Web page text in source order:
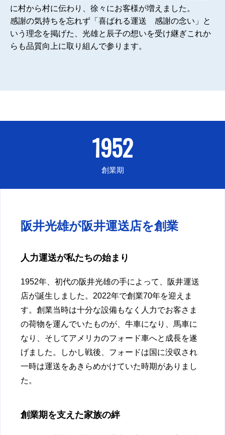
に村から村に伝わり、徐々にお客様が増えました。
感謝の気持ちを忘れず「喜ばれる運送 感謝の念い」と
いう理念を掲げた、光雄と辰子の想いを受け継ぎこれか
らも品質向上に取り組んで参ります。
1952
創業期
阪井光雄が阪井運送店を創業
人力運送が私たちの始まり
1952年、初代の阪井光雄の手によって、阪井運送
店が誕生しました。2022年で創業70年を迎えま
す。創業当時は十分な設備もなく人力でお客さま
の荷物を運んでいたものが、牛車になり、馬車に
なり、そしてアメリカのフォード車へと成長を遂
げました。しかし戦後、フォードは国に没収され
一時は運送をあきらめかけていた時期がありまし
た。
創業期を支えた家族の絆